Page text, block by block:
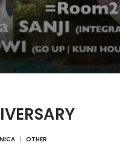
OTHER